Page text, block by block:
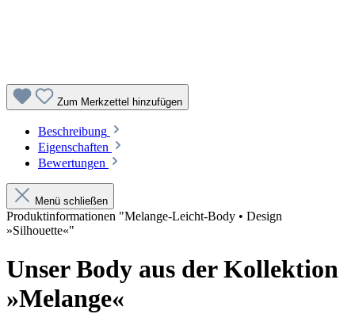
Zum Merkzettel hinzufügen
Beschreibung
Eigenschaften
Bewertungen
Menü schließen
Produktinformationen "Melange-Leicht-Body • Design
»Silhouette«"
Unser Body aus der Kollektion
»Melange«